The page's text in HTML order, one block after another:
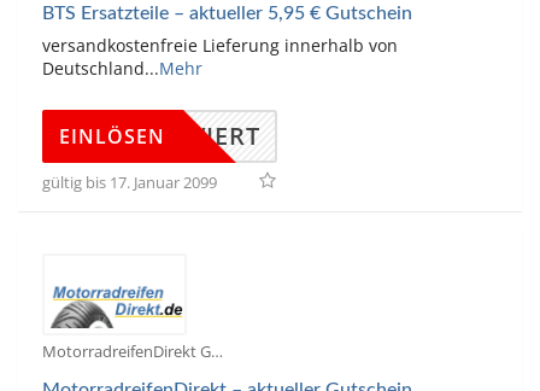
BTS Ersatzteile – aktueller 5,95 € Gutschein
versandkostenfreie Lieferung innerhalb von
Deutschland...Mehr
KTIVIERT
EINLÖSEN
gültig bis 17. Januar 2099
MotorradreifenDirekt Gutscheine